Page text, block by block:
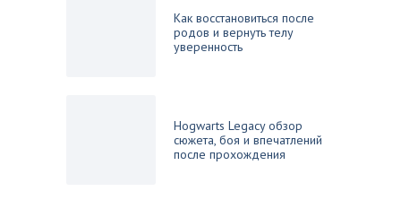
Как восстановиться после
родов и вернуть телу
уверенность
Hogwarts Legacy обзор
сюжета, боя и впечатлений
после прохождения